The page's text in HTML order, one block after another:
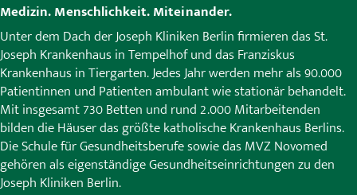
Medizin. Menschlichkeit. Miteinander.
Unter dem Dach der Joseph Kliniken Berlin firmieren das St.
Joseph Krankenhaus in Tempelhof und das Franziskus
Krankenhaus in Tiergarten. Jedes Jahr werden mehr als 90.000
Patientinnen und Patienten ambulant wie stationär behandelt.
Mit insgesamt 730 Betten und rund 2.000 Mitarbeitenden
bilden die Häuser das größte katholische Krankenhaus Berlins.
Die Schule für Gesundheitsberufe sowie das MVZ Novomed
gehören als eigenständige Gesundheitseinrichtungen zu den
Joseph Kliniken Berlin.